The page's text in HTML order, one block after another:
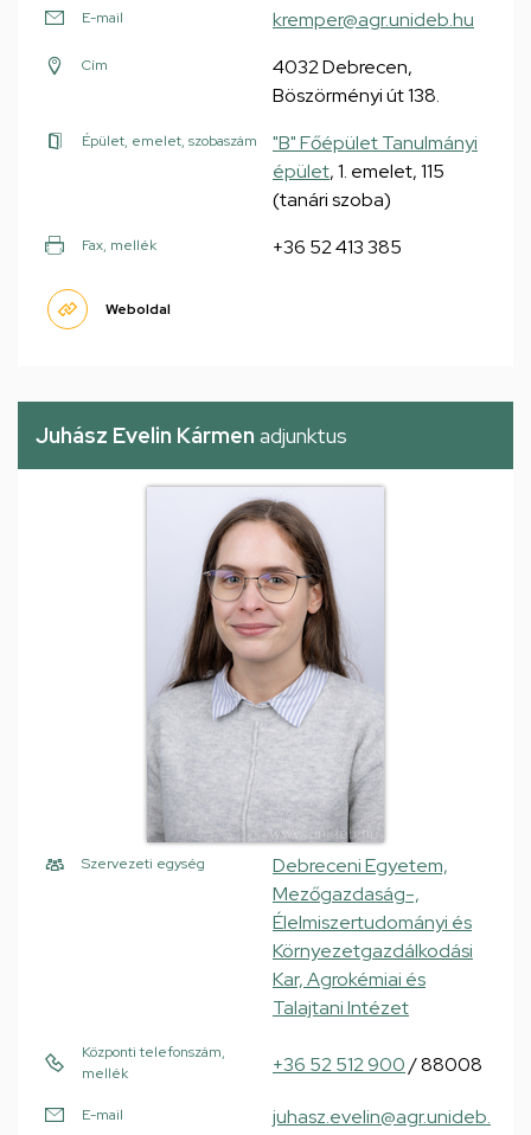
E-mail kremper@agr.unideb.hu
Cím
4032 Debrecen,
Böszörményi út 138.
Épület, emelet, szobaszám
"B" Főépület Tanulmányi
épület, 1. emelet, 115
(tanári szoba)
Fax, mellék +36 52 413 385
Weboldal
Juhász Evelin Kármen adjunktus
Szervezeti egység
Debreceni Egyetem,
Mezőgazdaság-,
Élelmiszertudományi és
Környezetgazdálkodási
Kar, Agrokémiai és
Talajtani Intézet
Központi telefonszám,
mellék
+36 52 512 900/ 88008
E-mail
juhasz.evelin@agr.unideb.